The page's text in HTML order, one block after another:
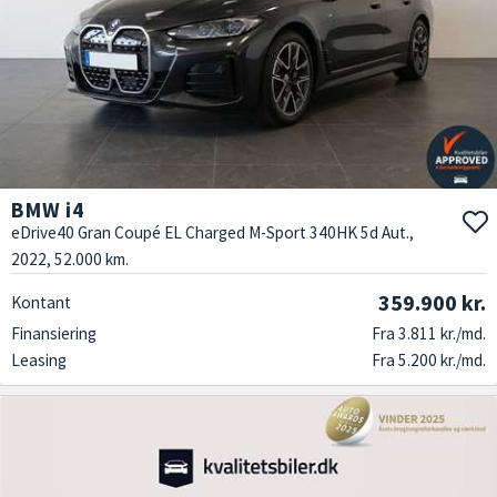
BMW i4
eDrive40 Gran Coupé EL Charged M-Sport 340HK 5d Aut.,
2022, 52.000 km.
Kontant 359.900 kr.
Finansiering
Fra 3.811 kr./md.
Leasing
Fra 5.200 kr./md.